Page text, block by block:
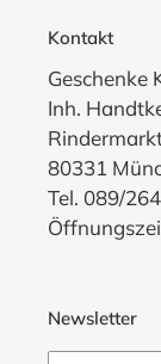
Kontakt
Geschenke
Inh.
80331
Tel. 089/
Newsletter